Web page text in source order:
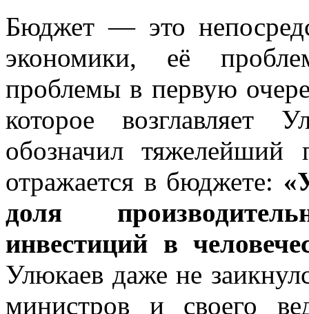
Бюджет — это
экономики, её
проблемы в первую
которое возглавляет
обозначил
отражается в бюджете:
доля
инвестиций в
Улюкаев даже не
министров и своего